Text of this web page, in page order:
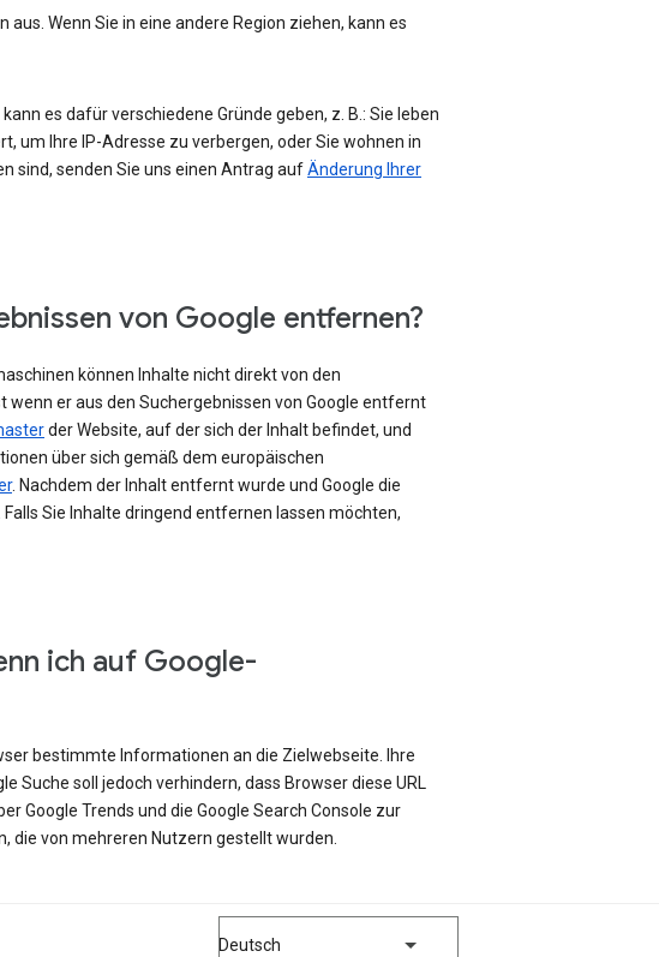
Wenn Sie in eine andere Region ziehen, kann es
es dafür verschiedene Gründe geben, z. B.: Sie leben
um Ihre IP-Adresse zu verbergen, oder Sie wohnen in
sind, senden Sie uns einen Antrag aufÄnderung Ihrer
von Google entfernen?
können Inhalte nicht direkt von den
er aus den Suchergebnissen von Google entfernt
der Website, auf der sich der Inhalt befindet, und
über sich gemäß dem europäischen
. Nachdem der Inhalt entfernt wurde und Google die
Sie Inhalte dringend entfernen lassen möchten,
ich auf Google-
bestimmte Informationen an die Zielwebseite. Ihre
Suche soll jedoch verhindern, dass Browser diese URL
Google Trends und die Google Search Console zur
die von mehreren Nutzern gestellt wurden.
Deutsch